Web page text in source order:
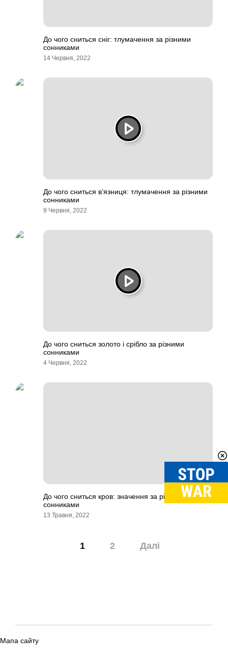
До чого сниться сніг: тлумачення за різними
сонниками
14 Червня, 2022
До чого сниться в’язниця: тлумачення за різними
сонниками
9 Червня, 2022
До чого сниться золото і срібло за різними
сонниками
4 Червня, 2022
До чого сниться кров: значення за різними
сонниками
13 Травня, 2022
1 2 Далі
Мапа сайту